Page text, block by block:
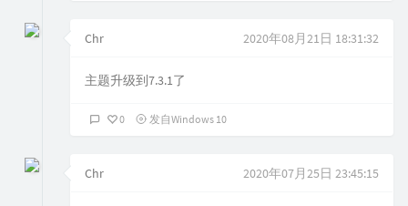
Chr 2020年08月21日 18:31:32
主题升级到7.3.1了
0 发自Windows 10
Chr 2020年07月25日 23:45:15